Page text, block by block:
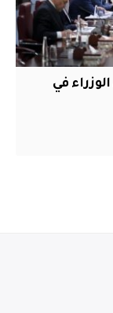
في